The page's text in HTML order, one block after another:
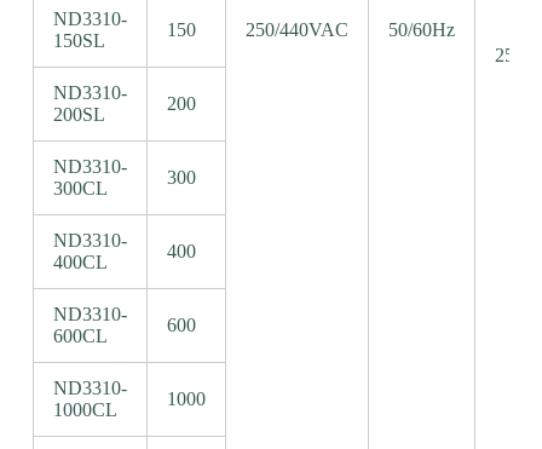
250/440VAC
50/60Hz
ND3310-
150SL
150
ND3310-
200SL
200
ND3310-
300CL
300
ND3310-
400CL
400
ND3310-
600CL
600
ND3310-
1000CL
1000